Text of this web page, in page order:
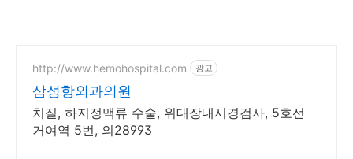
http://www.hemohospital.com 광고
삼성항외과의원
치질, 하지정맥류 수술, 위대장내시경검사, 5호선
거여역 5번, 의28993